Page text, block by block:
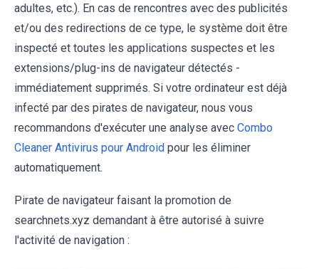
adultes, etc.). En cas de rencontres avec des publicités
et/ou des redirections de ce type, le système doit être
inspecté et toutes les applications suspectes et les
extensions/plug-ins de navigateur détectés -
immédiatement supprimés. Si votre ordinateur est déjà
infecté par des pirates de navigateur, nous vous
recommandons d'exécuter une analyse avec Combo
Cleaner Antivirus pour Android pour les éliminer
automatiquement.
Pirate de navigateur faisant la promotion de
searchnets.xyz demandant à être autorisé à suivre
l'activité de navigation :